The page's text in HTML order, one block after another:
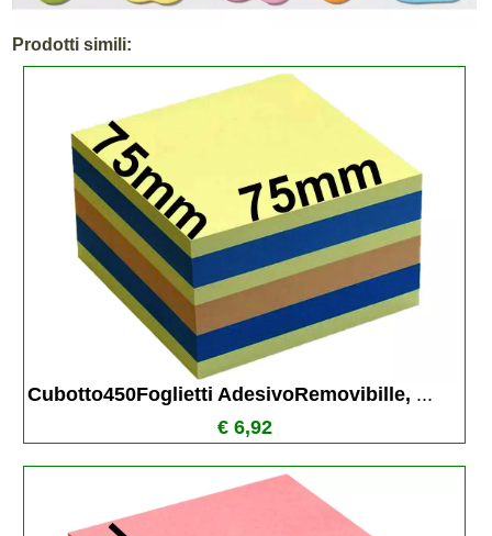
Prodotti simili:
Cubotto450Foglietti AdesivoRemovibille, ...
€ 6,92